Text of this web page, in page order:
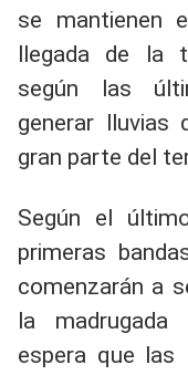
se mantienen
llegada de la
según las
generar lluvias
gran parte del
​Según el
primeras
comenzarán a
la
espera que las